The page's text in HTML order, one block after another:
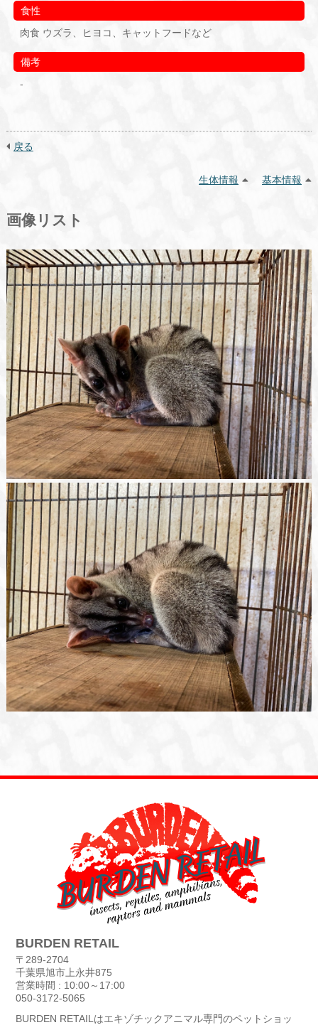
食性
肉食 ウズラ、ヒヨコ、キャットフードなど
備考
-
戻る
生体情報 基本情報
画像リスト
BURDEN RETAIL
〒289-2704
千葉県旭市上永井875
営業時間 : 10:00～17:00
050-3172-5065
BURDEN RETAILはエキゾチックアニマル専門のペットショッ